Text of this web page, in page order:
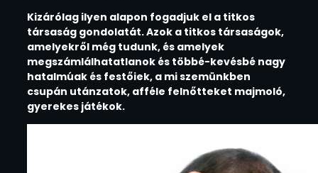
Kizárólag ilyen alapon fogadjuk el a titkos
társaság gondolatát. Azok a titkos társaságok,
amelyekről még tudunk, és amelyek
megszámlálhatatlanok és többé-kevésbé nagy
hatalmúak és festőiek, a mi szemünkben
csupán utánzatok, afféle felnőtteket majmoló,
gyerekes játékok.